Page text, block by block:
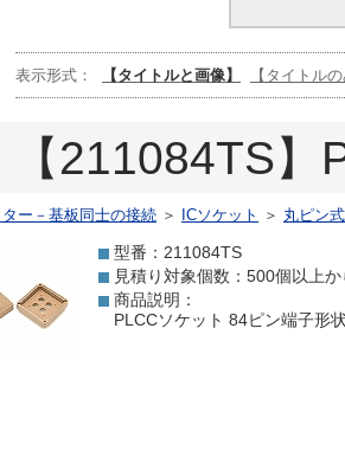
表示形式： 【タイトルと画像】 【タイトル
【211084TS
ター－基板同士の接続 ＞ ICソケット ＞ 丸ピン
型番：211084TS
見積り対象個数：500個以上か
商品説明：
PLCCソケット 84ピン端子形